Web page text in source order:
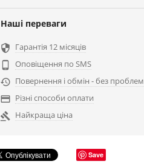
Наші переваги
 Гарантія 12 місяців

Оповіщення по SMS
 Повернення і обмін - без проблем
 Різні способи оплати
 Найкраща ціна
Save